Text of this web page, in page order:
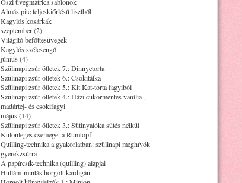
Almás pite teljeskiőrlésű lisztből
Kagylós kosárkák
szeptember (2)
Világító befőttesüvegek
Kagylós szélcsengő
június (4)
Szülinapi zsúr ötletek 7.: Dinnyetorta
Szülinapi zsúr ötletek 6.: Csokitálka
Szülinapi zsúr ötletek 5.: Kit Kat-torta fagyiból
Szülinapi zsúr ötletek 4.: Házi cukormentes vanília-,
madártej- és csokifagyi
május (14)
Szülinapi zsúr ötletek 3.: Sütinyalóka sütés nélkül
Különleges csemege: a Rumtopf
Quilling-technika a gyakorlatban: szülinapi meghívók
gyerekzsúrra
A papírcsík-technika (quilling) alapjai
Hullám-mintás horgolt kardigán